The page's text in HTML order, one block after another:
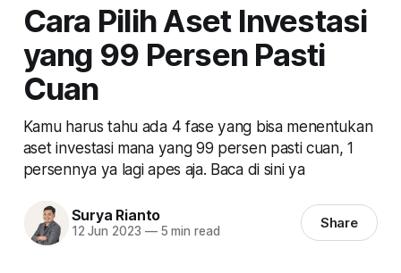
Cara Pilih Aset Investasi
yang 99 Persen Pasti
Cuan
Kamu harus tahu ada 4 fase yang bisa menentukan
aset investasi mana yang 99 persen pasti cuan, 1
persennya ya lagi apes aja. Baca di sini ya
Surya Rianto
12 Jun 2023 —5 min read Share